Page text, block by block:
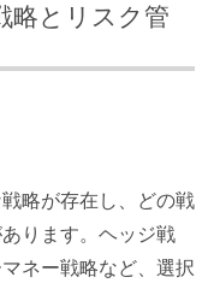
略とリスク管
略が存在し、どの戦
ります。ヘッジ戦
ネー戦略など、選択